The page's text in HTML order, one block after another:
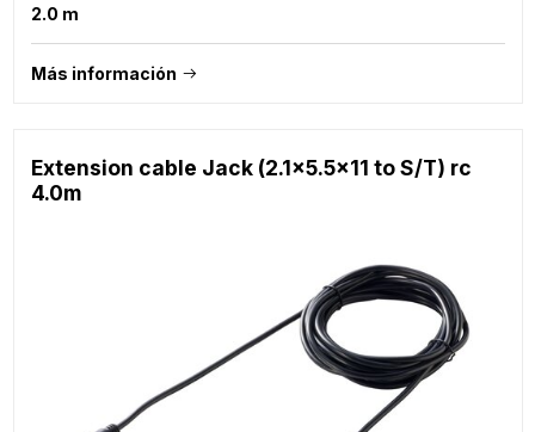
2.0 m
Más información
Extension cable Jack (2.1x5.5x11 to S/T) rc
4.0m